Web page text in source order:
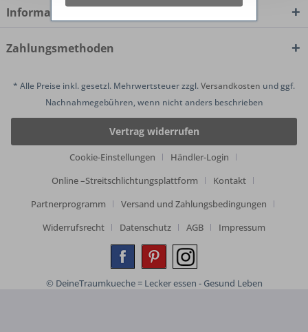
Informationen
Zahlungsmethoden
* Alle Preise inkl. gesetzl. Mehrwertsteuer zzgl.Versandkosten und ggf.
Nachnahmegebühren, wenn nicht anders beschrieben
Vertrag widerrufen
Cookie-Einstellungen
Händler-Login
Online –Streitschlichtungsplattform
Kontakt
Partnerprogramm
Versand und Zahlungsbedingungen
Widerrufsrecht
Datenschutz AGB Impressum
© DeineTraumkueche = Lecker essen - Gesund Leben